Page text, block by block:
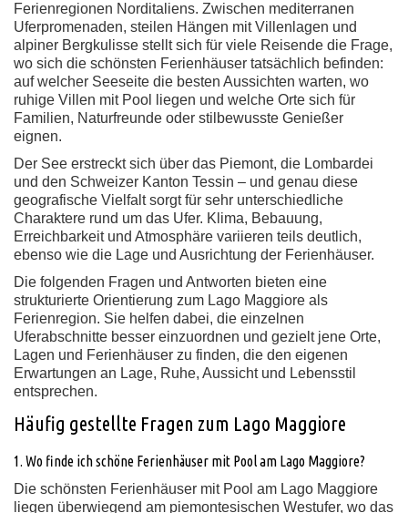
Ferienregionen Norditaliens. Zwischen mediterranen
Uferpromenaden, steilen Hängen mit Villenlagen und
alpiner Bergkulisse stellt sich für viele Reisende die Frage,
wo sich die schönsten Ferienhäuser tatsächlich befinden:
auf welcher Seeseite die besten Aussichten warten, wo
ruhige Villen mit Pool liegen und welche Orte sich für
Familien, Naturfreunde oder stilbewusste Genießer
eignen.
Der See erstreckt sich über das Piemont, die Lombardei
und den Schweizer Kanton Tessin – und genau diese
geografische Vielfalt sorgt für sehr unterschiedliche
Charaktere rund um das Ufer. Klima, Bebauung,
Erreichbarkeit und Atmosphäre variieren teils deutlich,
ebenso wie die Lage und Ausrichtung der Ferienhäuser.
Die folgenden Fragen und Antworten bieten eine
strukturierte Orientierung zum Lago Maggiore als
Ferienregion. Sie helfen dabei, die einzelnen
Uferabschnitte besser einzuordnen und gezielt jene Orte,
Lagen und Ferienhäuser zu finden, die den eigenen
Erwartungen an Lage, Ruhe, Aussicht und Lebensstil
entsprechen.
Häufig gestellte Fragen zum Lago Maggiore
1. Wo finde ich schöne Ferienhäuser mit Pool am Lago Maggiore?
Die schönsten Ferienhäuser mit Pool am Lago Maggiore
liegen überwiegend am piemontesischen Westufer, wo das